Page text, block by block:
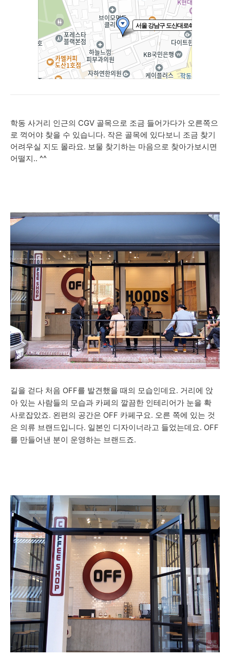
학동 사거리 인근의 CGV 골목으로 조금 들어가다가 오른쪽으
로 꺽어야 찾을 수 있습니다. 작은 골목에 있다보니 조금 찾기
어려우실 지도 몰라요. 보물 찾기하는 마음으로 찾아가보시면
어떨지.. ^^
길을 걷다 처음 OFF를 발견했을 때의 모습인데요. 거리에 앉
아 있는 사람들의 모습과 카페의 깔끔한 인테리어가 눈을 확
사로잡았죠. 왼편의 공간은 OFF 카페구요. 오른 쪽에 있는 것
은 의류 브랜드입니다. 일본인 디자이너라고 들었는데요. OFF
를 만들어낸 분이 운영하는 브랜드죠.